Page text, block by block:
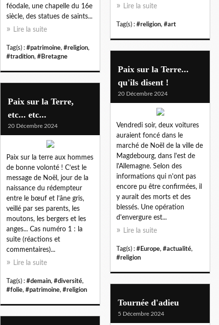
féodale, une chapelle du 16e
siècle, des statues de saints...
Lire la suite
Tag(s) : #patrimoine, #religion,
#tradition, #Bretagne
Lire la suite
Tag(s) : #religion, #art
Paix sur la Terre...
qu'ils disent !
20 Décembre 2024
Vendredi soir, deux voitures
auraient foncé dans le
marché de Noël de la ville de
Magdebourg, dans l'est de
l'Allemagne. Selon des
informations qui n'ont pas
encore pu être confirmées, il
y aurait des morts et des
blessés. Une opération
d'envergure est...
Lire la suite
Tag(s) : #Europe, #actualité,
#religion
Paix sur la Terre,
etc... etc...
20 Décembre 2024
Paix sur la terre aux hommes
de bonne volonté ! C’est le
message de Noël, jour de la
naissance du rédempteur
entre le bœuf et l’âne gris,
veillé par ses parents, les
moutons, les bergers et les
anges... Cas numéro 1 : la
suite (réactions et
commentaires)...
Lire la suite
Tag(s) : #demain, #diversité,
#folie, #patrimoine, #religion
Tournée d'adieu
5 Décembre 2024